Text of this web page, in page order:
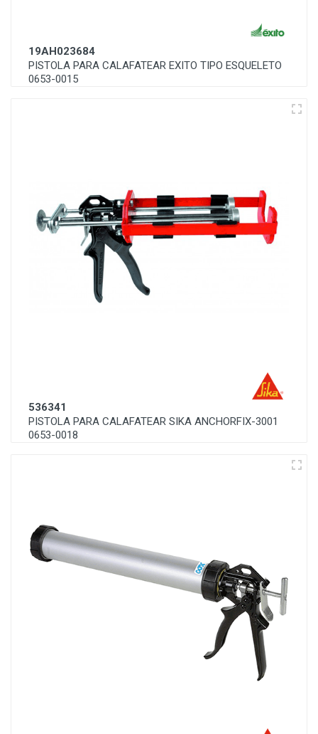
19AH023684
PISTOLA PARA CALAFATEAR EXITO TIPO ESQUELETO
0653-0015
536341
PISTOLA PARA CALAFATEAR SIKA ANCHORFIX-3001
0653-0018